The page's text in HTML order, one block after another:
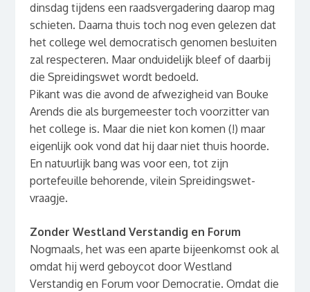
dinsdag tijdens een raadsvergadering daarop mag
schieten. Daarna thuis toch nog even gelezen dat
het college wel democratisch genomen besluiten
zal respecteren. Maar onduidelijk bleef of daarbij
die Spreidingswet wordt bedoeld.
Pikant was die avond de afwezigheid van Bouke
Arends die als burgemeester toch voorzitter van
het college is. Maar die niet kon komen (!) maar
eigenlijk ook vond dat hij daar niet thuis hoorde.
En natuurlijk bang was voor een, tot zijn
portefeuille behorende, vilein Spreidingswet-
vraagje.
Zonder Westland Verstandig en Forum
Nogmaals, het was een aparte bijeenkomst ook al
omdat hij werd geboycot door Westland
Verstandig en Forum voor Democratie. Omdat die